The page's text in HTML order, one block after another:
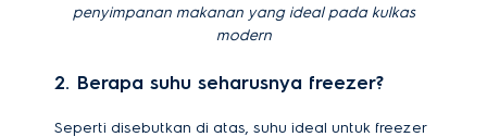
penyimpanan makanan yang ideal pada kulkas
modern
2. Berapa suhu seharusnya freezer?
Seperti disebutkan di atas, suhu ideal untuk freezer